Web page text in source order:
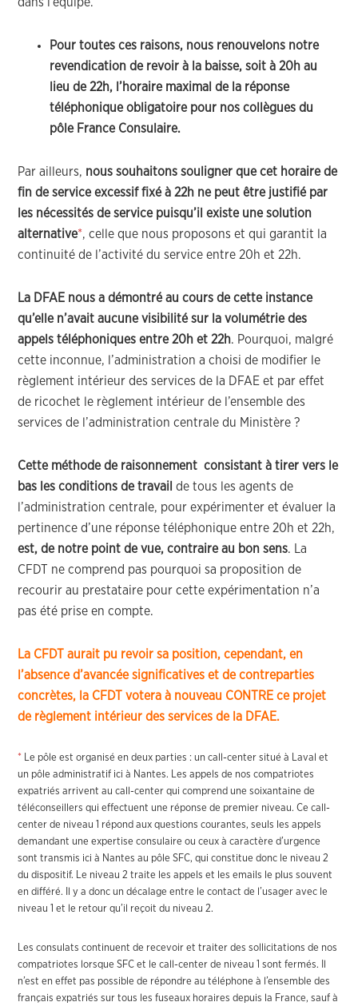
Pour toutes ces raisons, nous renouvelons notre
revendication de revoir à la baisse, soit à 20h au
lieu de 22h, l’horaire maximal de la réponse
téléphonique obligatoire pour nos collègues du
pôle France Consulaire.
Par ailleurs, nous souhaitons souligner que cet horaire de
fin de service excessif fixé à 22h ne peut être justifié par
les nécessités de service puisqu’il existe une solution
alternative*, celle que nous proposons et qui garantit la
continuité de l’activité du service entre 20h et 22h.
La DFAE nous a démontré au cours de cette instance
qu’elle n’avait aucune visibilité sur la volumétrie des
appels téléphoniques entre 20h et 22h. Pourquoi, malgré
cette inconnue, l’administration a choisi de modifier le
règlement intérieur des services de la DFAE et par effet
de ricochet le règlement intérieur de l’ensemble des
services de l’administration centrale du Ministère ?
Cette méthode de raisonnement consistant à tirer vers le
bas les conditions de travail de tous les agents de
l’administration centrale, pour expérimenter et évaluer la
pertinence d’une réponse téléphonique entre 20h et 22h,
est, de notre point de vue, contraire au bon sens. La
CFDT ne comprend pas pourquoi sa proposition de
recourir au prestataire pour cette expérimentation n’a
pas été prise en compte.
La CFDT aurait pu revoir sa position, cependant, en
l’absence d’avancée significatives et de contreparties
concrètes, la CFDT votera à nouveau CONTRE ce projet
de règlement intérieur des services de la DFAE.
* Le pôle est organisé en deux parties : un call-center situé à Laval et
un pôle administratif ici à Nantes. Les appels de nos compatriotes
expatriés arrivent au call-center qui comprend une soixantaine de
téléconseillers qui effectuent une réponse de premier niveau. Ce call-
center de niveau 1 répond aux questions courantes, seuls les appels
demandant une expertise consulaire ou ceux à caractère d’urgence
sont transmis ici à Nantes au pôle SFC, qui constitue donc le niveau 2
du dispositif. Le niveau 2 traite les appels et les emails le plus souvent
en différé. Il y a donc un décalage entre le contact de l’usager avec le
niveau 1 et le retour qu’il reçoit du niveau 2.
Les consulats continuent de recevoir et traiter des sollicitations de nos
compatriotes lorsque SFC et le call-center de niveau 1 sont fermés. Il
n’est en effet pas possible de répondre au téléphone à l’ensemble des
français expatriés sur tous les fuseaux horaires depuis la France, sauf à